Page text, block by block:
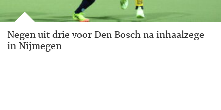
Negen uit drie voor Den Bosch na inhaalzege
in Nijmegen